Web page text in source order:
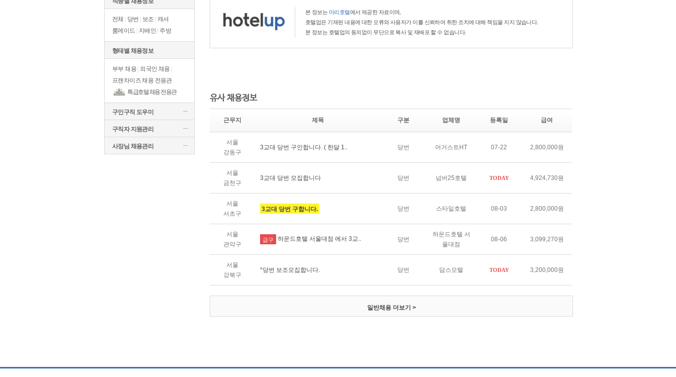
전체 당번 보조 캐셔
룸메이드
지배인 주방
형태별 채용정보
부부 채용 외국인 채용
프랜차이즈 채용 전용관
특급호텔 채용 전용관
구인구직 도우미
구직자 지원관리
사장님 채용관리
본 정보는 마리호텔에서 제공한 자료이며,
호텔업은 기재된 내용에 대한 오류와 사용자가 이를 신뢰하여 취한 조치에 대해 책임을 지지 않습니다.
본 정보는 호텔업의 동의없이 무단으로 복사 및 재배포 할 수 없습니다.
유사 채용정보
근무지 제목 구분 업체명 등록일 급여
서울
강동구
3교대 당번 구인합니다. ( 한달 1.. 당번 어거스트HT 07-22 2,800,000원
서울
금천구
3교대 당번 모집합니다 당번 넘버25호텔 TODAY 4,924,730원
서울
서초구
3교대 당번 구합니다. 당번 스타일호텔 08-03 2,800,000원
서울
관악구
급구 하운드호텔 서울대점 에서 3교.. 당번
하운드호텔 서
울대점
08-06 3,099,270원
서울
강북구
*당번 보조모집합니다. 당번 담스모텔 TODAY 3,200,000원
일반채용 더보기 >